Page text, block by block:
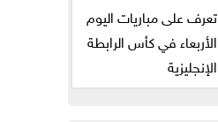
تعرف على مباريات اليوم
الأربعاء في كأس الرابطة
الإنجليزية